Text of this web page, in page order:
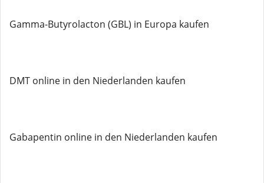
Gamma-Butyrolacton (GBL) in Europa kaufen
DMT online in den Niederlanden kaufen
Gabapentin online in den Niederlanden kaufen